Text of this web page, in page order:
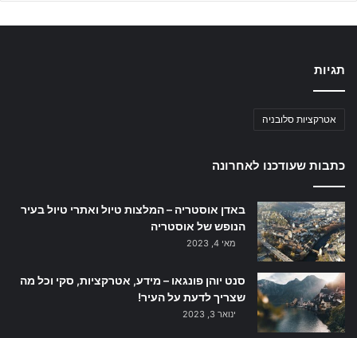
תגיות
אטרקציות סלובניה
כתבות שעודכנו לאחרונה
באדן אוסטריה – המלצות טיול ואתרי טיול בעיר
הנופש של אוסטריה
מאי 4, 2023
סנט יוהן פונגאו – מידע, אטרקציות, סקי וכל מה
שצריך לדעת על העיר!
ינואר 3, 2023